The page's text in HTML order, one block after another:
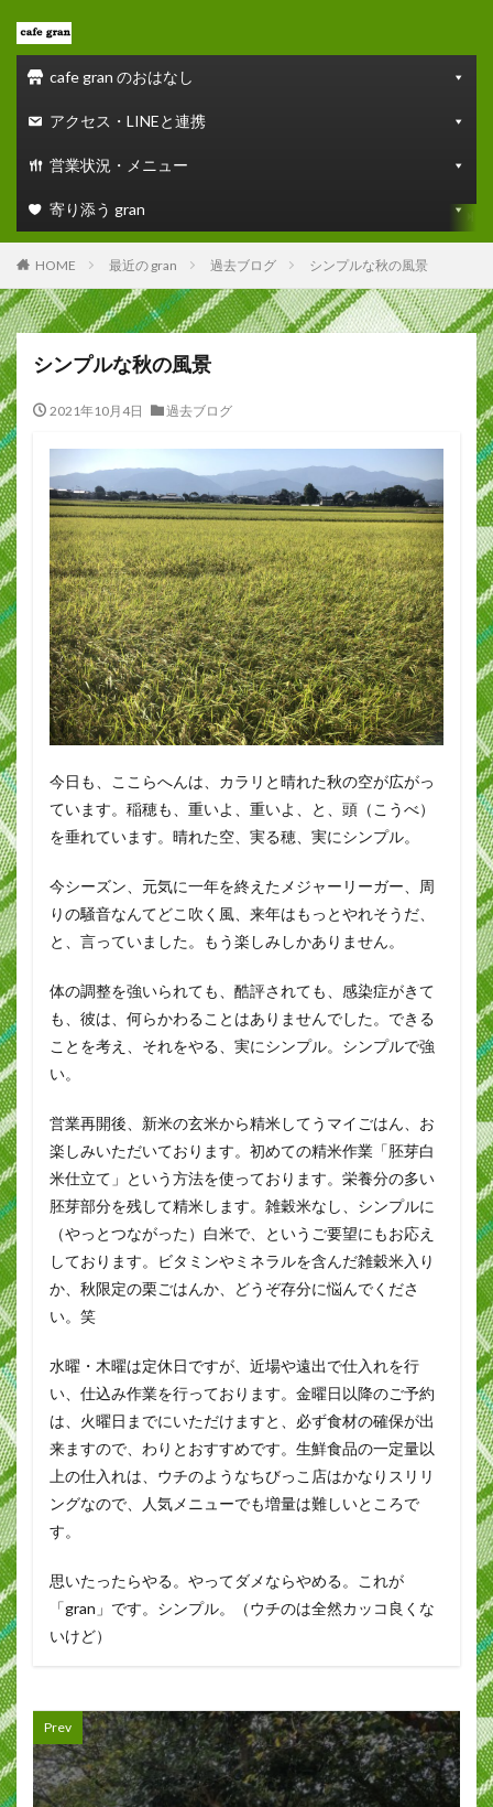
cafe gran のおはなし
アクセス・LINEと連携
営業状況・メニュー
寄り添う gran
HOME 最近の gran 過去ブログ シンプルな秋の風景
シンプルな秋の風景
2021年10月4日 過去ブログ
今日も、ここらへんは、カラリと晴れた秋の空が広がっ
ています。稲穂も、重いよ、重いよ、と、頭（こうべ）
を垂れています。晴れた空、実る穂、実にシンプル。
今シーズン、元気に一年を終えたメジャーリーガー、周
りの騒音なんてどこ吹く風、来年はもっとやれそうだ、
と、言っていました。もう楽しみしかありません。
体の調整を強いられても、酷評されても、感染症がきて
も、彼は、何らかわることはありませんでした。できる
ことを考え、それをやる、実にシンプル。シンプルで強
い。
営業再開後、新米の玄米から精米してうマイごはん、お
楽しみいただいております。初めての精米作業「胚芽白
米仕立て」という方法を使っております。栄養分の多い
胚芽部分を残して精米します。雑穀米なし、シンプルに
（やっとつながった）白米で、というご要望にもお応え
しております。ビタミンやミネラルを含んだ雑穀米入り
か、秋限定の栗ごはんか、どうぞ存分に悩んでくださ
い。笑
水曜・木曜は定休日ですが、近場や遠出で仕入れを行
い、仕込み作業を行っております。金曜日以降のご予約
は、火曜日までにいただけますと、必ず食材の確保が出
来ますので、わりとおすすめです。生鮮食品の一定量以
上の仕入れは、ウチのようなちびっこ店はかなりスリリ
ングなので、人気メニューでも増量は難しいところで
す。
思いたったらやる。やってダメならやめる。これが
「gran」です。シンプル。（ウチのは全然カッコ良くな
いけど）
Prev